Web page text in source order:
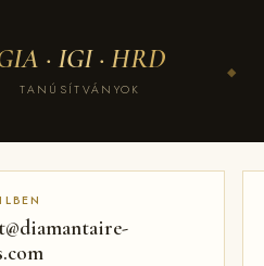
· IGI · HRD
TANÚSÍTVÁNYOK
◆